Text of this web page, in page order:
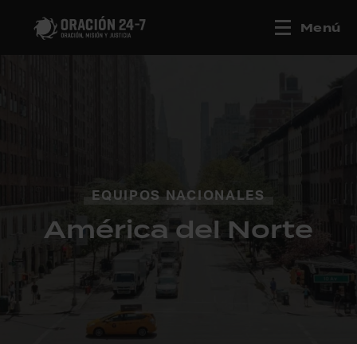
Menú
EQUIPOS NACIONALES
América del Norte